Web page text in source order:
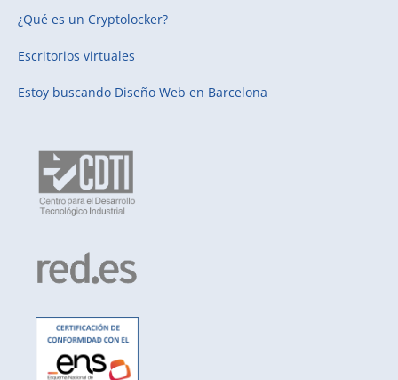
¿Qué es un Cryptolocker?
Escritorios virtuales
Estoy buscando Diseño Web en Barcelona